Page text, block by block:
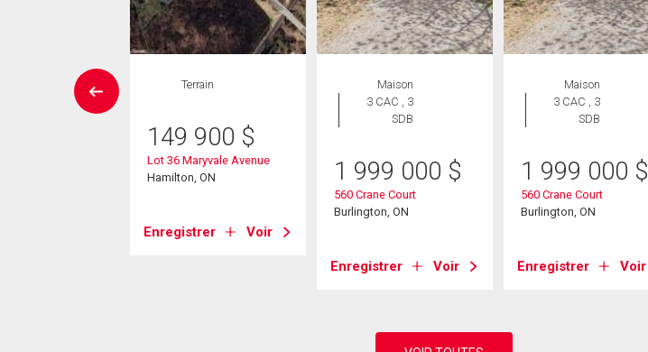
Terrain
149 900 $
Lot 36 Maryvale Avenue
Hamilton, ON
Enregistrer Voir
Maison
3 CAC , 3
SDB
1 999 000 $
560 Crane Court
Burlington, ON
Enregistrer Voir
Maison
3 CAC , 3
SDB
1 999 000 $
560 Crane Court
Burlington, ON
Enregistrer Voir